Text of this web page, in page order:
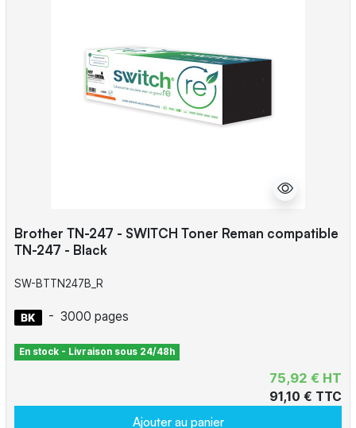
Brother TN-247 - SWITCH Toner Reman compatible
TN-247 - Black
SW-BTTN247B_R
- 3000 pages
En stock - Livraison sous 24/48h
75,92 € HT
91,10 € TTC
Ajouter au panier